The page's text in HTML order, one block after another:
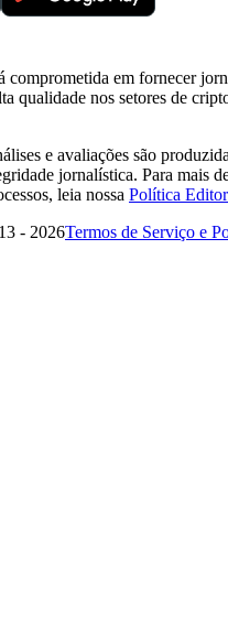
comprometida em fornecer
qualidade nos setores de
e avaliações são
jornalística. Para mais
leia nossa Política
- 2026Termos de Serviço e